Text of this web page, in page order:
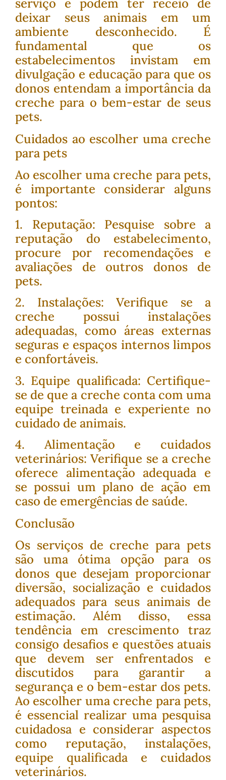
serviço e podem ter receio de
deixar seus animais em um
ambiente desconhecido. É
fundamental que os
estabelecimentos invistam em
divulgação e educação para que os
donos entendam a importância da
creche para o bem-estar de seus
pets.
Cuidados ao escolher uma creche
para pets
Ao escolher uma creche para pets,
é importante considerar alguns
pontos:
1. Reputação: Pesquise sobre a
reputação do estabelecimento,
procure por recomendações e
avaliações de outros donos de
pets.
2. Instalações: Verifique se a
creche possui instalações
adequadas, como áreas externas
seguras e espaços internos limpos
e confortáveis.
3. Equipe qualificada: Certifique-
se de que a creche conta com uma
equipe treinada e experiente no
cuidado de animais.
4. Alimentação e cuidados
veterinários: Verifique se a creche
oferece alimentação adequada e
se possui um plano de ação em
caso de emergências de saúde.
Conclusão
Os serviços de creche para pets
são uma ótima opção para os
donos que desejam proporcionar
diversão, socialização e cuidados
adequados para seus animais de
estimação. Além disso, essa
tendência em crescimento traz
consigo desafios e questões atuais
que devem ser enfrentados e
discutidos para garantir a
segurança e o bem-estar dos pets.
Ao escolher uma creche para pets,
é essencial realizar uma pesquisa
cuidadosa e considerar aspectos
como reputação, instalações,
equipe qualificada e cuidados
veterinários.